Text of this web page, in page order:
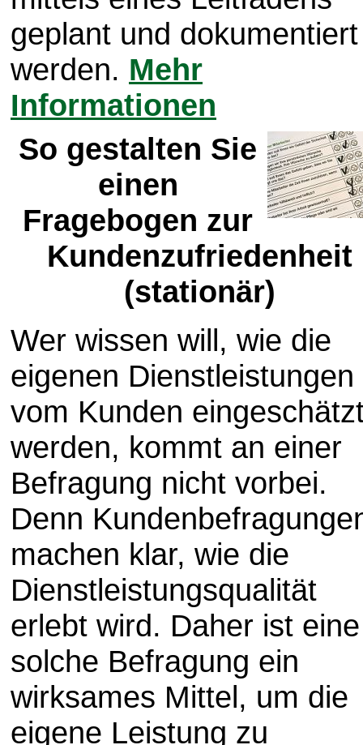
geplant und dokumentiert
werden. Mehr
Informationen
So gestalten Sie
einen
Fragebogen zur
Kundenzufriedenheit
(stationär)
Wer wissen will, wie die
eigenen Dienstleistungen
vom Kunden
werden, kommt an einer
Befragung nicht vorbei.
Denn
machen klar, wie die
Dienstleistungsqualität
erlebt wird. Daher ist eine
solche Befragung ein
wirksames Mittel, um die
eigene Leistung zu